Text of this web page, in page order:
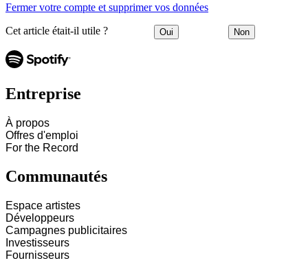
Fermer votre compte et supprimer vos données
Cet article était-il utile ? Oui Non
Entreprise
À propos
Offres d'emploi
For the Record
Communautés
Espace artistes
Développeurs
Campagnes publicitaires
Investisseurs
Fournisseurs